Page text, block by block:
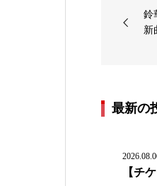
鈴
新
最新の
【チ